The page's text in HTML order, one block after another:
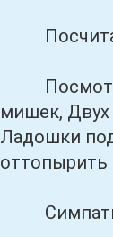
мишек, Двух
Ладошки
оттопырить